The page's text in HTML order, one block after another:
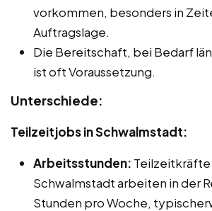
vorkommen, besonders in
Auftragslage.
Die Bereitschaft, bei Bedarf
ist oft Voraussetzung.
Unterschiede:
Teilzeitjobs in Schwalmstadt:
Arbeitsstunden: Teilzeitkräfte
Schwalmstadt arbeiten in der
Stunden pro Woche,